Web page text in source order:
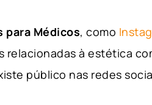
para Médicos, como
relacionadas à estética
público nas redes